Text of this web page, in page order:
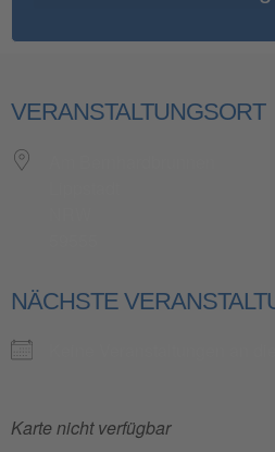
VERANSTALTUNGSORT
NÄCHSTE
Karte nicht verfügbar